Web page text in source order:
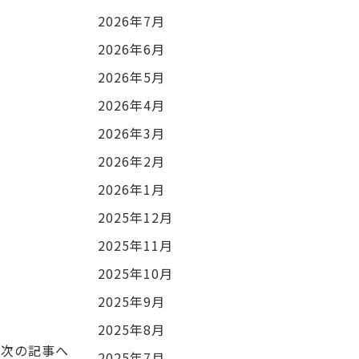
次の記事へ
2026年7月
2026年6月
2026年5月
2026年4月
2026年3月
2026年2月
2026年1月
2025年12月
2025年11月
2025年10月
2025年9月
2025年8月